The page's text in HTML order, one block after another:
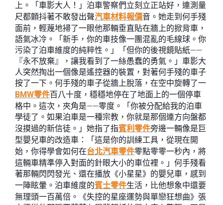
上。「車影大人！」泊車警察們立刻立正站好，連測量
尺都顫抖著不敢發出聲汽車材料報價音。她走到何手殘
面前，輕蔑地掃了一眼他那輛垂直貼在牆上的掀背車，
語氣冰冷。「新手，你的車技像一團混亂的毛線球。你
污染了泊車維度的純粹性。」「但你的後視鏡貼紙——
『永不放棄』，讓我看到了一絲愚蠢的勇氣。」車影大
人突然掏出一個像是遙控器的裝置，對著何手殘的車子
按了一下。何手殘的車子從牆上脫落，在空中旋轉了一
BMW零件百八十度，穩穩地停在了地面上的一個停車
格中。這次，夾角是——零度。「你被分配給我的泊車
學徒了。如果泊車是一種宗教，你就是那個連方向盤都
沒摸過的新信徒。」她指了指賓利零件旁邊一輛像是巨
型嬰兒車的改造車：「這是你的訓練工具，從現在開
始，你得學會如何在台北汽車零件零點零零一秒內，將
這輛車精準停入對面的針眼大小的車位裡。」何手殘看
著那輛閃閃發光、還在播放《小星星》的嬰兒車，感到
一陣眩暈。泊車維度的賓士零件生活，比他想象中還要
無理頭一百萬倍。《失控的星座運勢與單戀狂想曲》張